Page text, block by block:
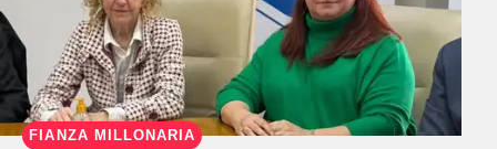
FIANZA MILLONARIA